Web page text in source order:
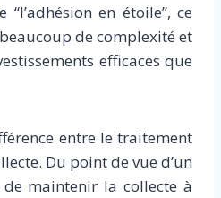
“l’adhésion en étoile”, ce
de complexité et
efficaces que
entre le traitement
Du point de vue d’un
maintenir la collecte à